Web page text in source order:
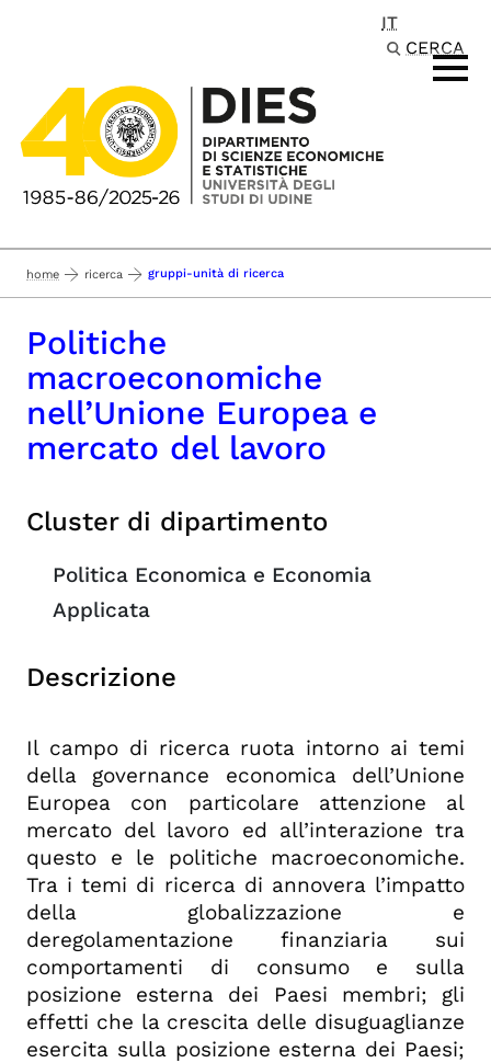
IT
CERCA
home ricerca gruppi-unità di ricerca
Politiche
macroeconomiche
nell’Unione Europea e
mercato del lavoro
Cluster di dipartimento
Politica Economica e Economia
Applicata
Descrizione
Il campo di ricerca ruota intorno ai temi
della governance economica dell’Unione
Europea con particolare attenzione al
mercato del lavoro ed all’interazione tra
questo e le politiche macroeconomiche.
Tra i temi di ricerca di annovera l’impatto
della globalizzazione e
deregolamentazione finanziaria sui
comportamenti di consumo e sulla
posizione esterna dei Paesi membri; gli
effetti che la crescita delle disuguaglianze
esercita sulla posizione esterna dei Paesi;